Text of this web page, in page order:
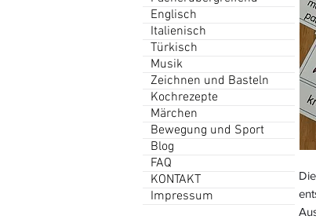
Englisch
Italienisch
Türkisch
Musik
Zeichnen und Basteln
Kochrezepte
Märchen
Bewegung und Sport
Blog
FAQ
KONTAKT
Impressum